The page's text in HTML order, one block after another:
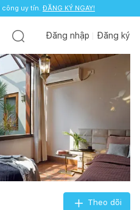
uy tín. ĐĂNG KÝ NGAY!
Đăng nhập Đăng ký
Theo dõi